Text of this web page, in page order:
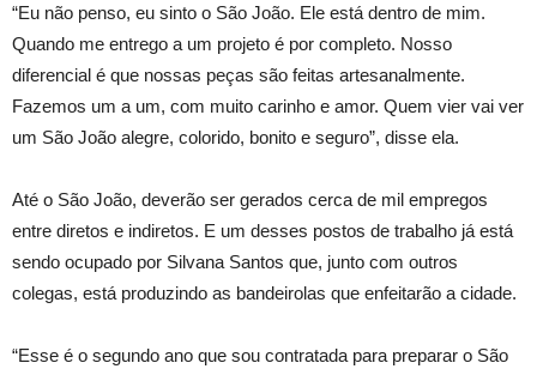
“Eu não penso, eu sinto o São João. Ele está dentro de mim.
Quando me entrego a um projeto é por completo. Nosso
diferencial é que nossas peças são feitas artesanalmente.
Fazemos um a um, com muito carinho e amor. Quem vier vai ver
um São João alegre, colorido, bonito e seguro”, disse ela.
Até o São João, deverão ser gerados cerca de mil empregos
entre diretos e indiretos. E um desses postos de trabalho já está
sendo ocupado por Silvana Santos que, junto com outros
colegas, está produzindo as bandeirolas que enfeitarão a cidade.
“Esse é o segundo ano que sou contratada para preparar o São